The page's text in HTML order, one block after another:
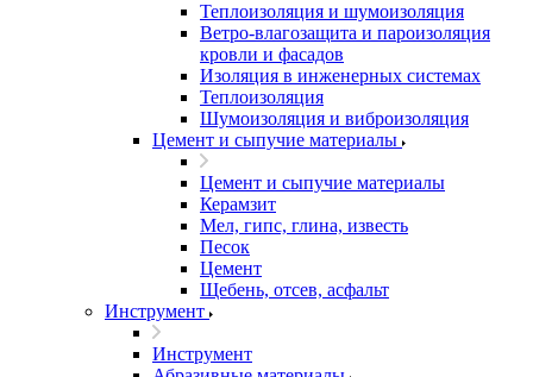
Теплоизоляция и шумоизоляция
Ветро-влагозащита и пароизоляция
кровли и фасадов
Изоляция в инженерных системах
Теплоизоляция
Шумоизоляция и виброизоляция
Цемент и сыпучие материалы
Цемент и сыпучие материалы
Керамзит
Мел, гипс, глина, известь
Песок
Цемент
Щебень, отсев, асфальт
Инструмент
Инструмент